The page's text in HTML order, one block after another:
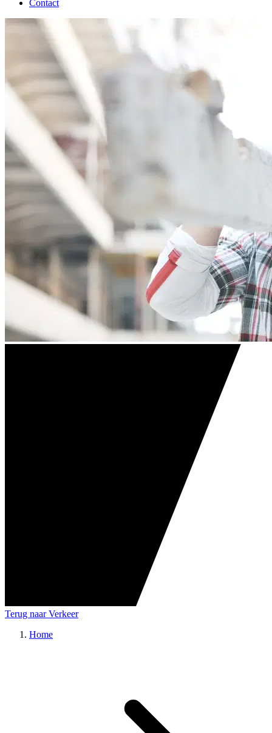
Contact
Terug naar Verkeer
Home